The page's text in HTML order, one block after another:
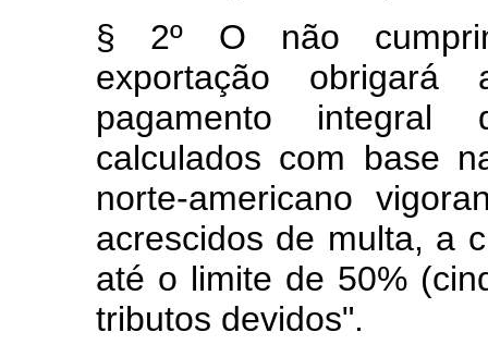
§ 2º O não
exportação
pagamento integral
calculados com base
norte-americano
acrescidos de multa, a
até o limite de 50%
tributos devidos".